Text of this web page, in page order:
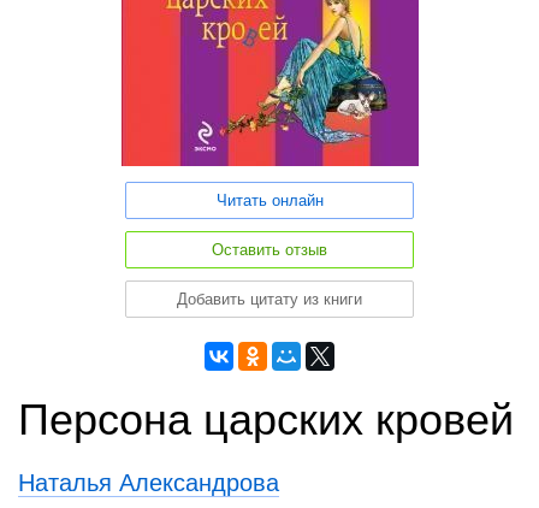
Читать онлайн
Оставить отзыв
Добавить цитату из книги
Персона царских кровей
Наталья Александрова